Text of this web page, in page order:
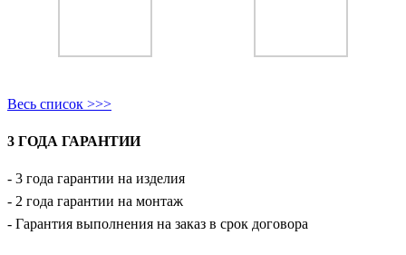
Весь список >>>
3 ГОДА ГАРАНТИИ
- 3 года гарантии на изделия
- 2 года гарантии на монтаж
- Гарантия выполнения на заказ в срок договора